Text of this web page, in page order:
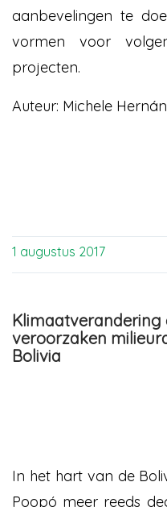
aanbevelingen te
vormen voor
projecten.
Auteur: Michele
1 augustus 2017
veroorzaken
Bolivia
In het hart van de
Poopó meer reeds